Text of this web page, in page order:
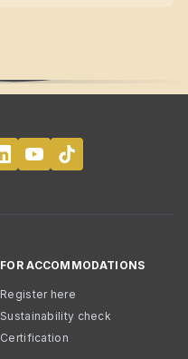
FOR ACCOMMODATIONS
Register here
Sustainability check
Certification